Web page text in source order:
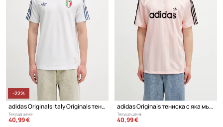
-22%
adidas Originals Italy Originals тениска с памук мъжка
Текуща цена:
40,99 €
adidas Originals тениска с яка мъжка
Текуща цена:
40,99 €